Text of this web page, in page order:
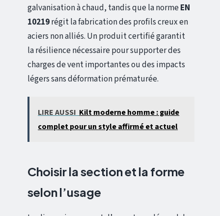
galvanisation à chaud, tandis que la normeEN
10219régit la fabrication des profils creux en
aciers non alliés. Un produit certifié garantit
la résilience nécessaire pour supporter des
charges de vent importantes ou des impacts
légers sans déformation prématurée.
LIRE AUSSI Kilt moderne homme : guide
complet pour un style affirmé et actuel
Choisir la section et la forme
selon l’usage